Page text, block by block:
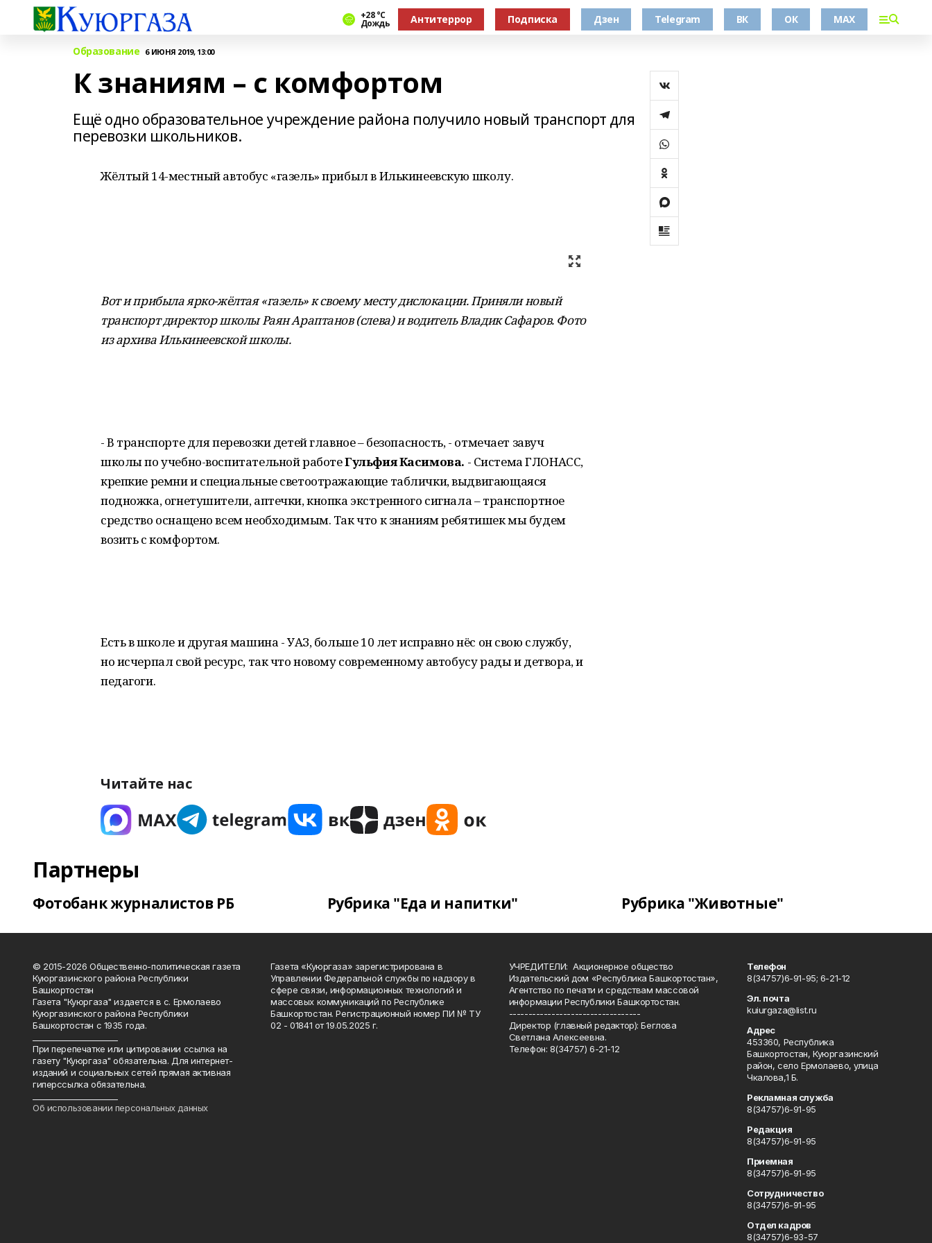
+28 °С
Дождь Антитеррор Подписка Дзен Telegram ВК ОК MAX
Образование 6 ИЮНЯ 2019, 13:00
К знаниям – с комфортом
Ещё одно образовательное учреждение района получило новый транспорт для
перевозки школьников.
Жёлтый 14-местный автобус «газель» прибыл в Илькинеевскую школу.
Вот и прибыла ярко-жёлтая «газель» к своему месту дислокации. Приняли новый
транспорт директор школы Раян Араптанов (слева) и водитель Владик Сафаров. Фото
из архива Илькинеевской школы.
- В транспорте для перевозки детей главное – безопасность, - отмечает завуч
школы по учебно-воспитательной работеГульфия Касимова. - Система ГЛОНАСС,
крепкие ремни и специальные светоотражающие таблички, выдвигающаяся
подножка, огнетушители, аптечки, кнопка экстренного сигнала – транспортное
средство оснащено всем необходимым. Так что к знаниям ребятишек мы будем
возить с комфортом.
Есть в школе и другая машина - УАЗ, больше 10 лет исправно нёс он свою службу,
но исчерпал свой ресурс, так что новому современному автобусу рады и детвора, и
педагоги.
Читайте нас
Партнеры
Фотобанк журналистов РБ Рубрика "Еда и напитки" Рубрика "Животные"
© 2015-2026 Общественно-политическая газета
Куюргазинского района Республики
Башкортостан
Газета "Куюргаза" издается в с. Ермолаево
Куюргазинского района Республики
Башкортостан с 1935 года.
При перепечатке или цитировании ссылка на
газету "Куюргаза" обязательна. Для интернет-
изданий и социальных сетей прямая активная
гиперссылка обязательна.
Об использовании персональных данных
Газета «Куюргаза» зарегистрирована в
Управлении Федеральной службы по надзору в
сфере связи, информационных технологий и
массовых коммуникаций по Республике
Башкортостан. Регистрационный номер ПИ № ТУ
02 - 01841 от 19.05.2025 г.
УЧРЕДИТЕЛИ: Акционерное общество
Издательский дом «Республика Башкортостан»,
Агентство по печати и средствам массовой
информации Республики Башкортостан.
----------------------------------
Директор (главный редактор): Беглова
Светлана Алексеевна.
Телефон: 8(34757) 6-21-12
Телефон
8(34757)6-91-95; 6-21-12
Эл. почта
kuiurgaza@list.ru
Адрес
453360, Республика
Башкортостан, Куюргазинский
район, село Ермолаево, улица
Чкалова,1 Б.
Рекламная служба
8(34757)6-91-95
Редакция
8(34757)6-91-95
Приемная
8(34757)6-91-95
Сотрудничество
8(34757)6-91-95
Отдел кадров
8(34757)6-93-57